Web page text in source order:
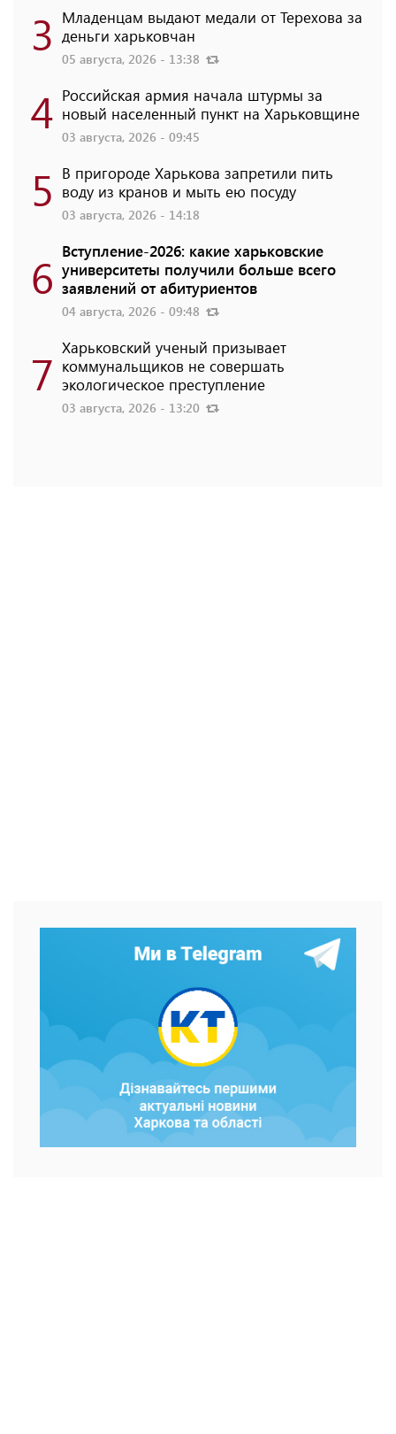
3 Младенцам выдают медали от Терехова за
деньги харьковчан
05 августа, 2026 - 13:38
4 Российская армия начала штурмы за
новый населенный пункт на Харьковщине
03 августа, 2026 - 09:45
5 В пригороде Харькова запретили пить
воду из кранов и мыть ею посуду
03 августа, 2026 - 14:18
6 Вступление-2026: какие харьковские
университеты получили больше всего
заявлений от абитуриентов
04 августа, 2026 - 09:48
7 Харьковский ученый призывает
коммунальщиков не совершать
экологическое преступление
03 августа, 2026 - 13:20